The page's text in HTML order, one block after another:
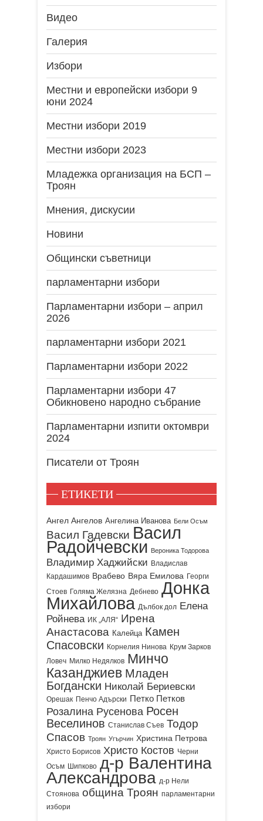
Видео
Галерия
Избори
Местни и европейски избори 9
юни 2024
Местни избори 2019
Местни избори 2023
Младежка организация на БСП –
Троян
Мнения, дискусии
Новини
Общински съветници
парламентарни избори
Парламентарни избори – април
2026
парламентарни избори 2021
Парламентарни избори 2022
Парламентарни избори 47
Обикновено народно събрание
Парламентарни изпити октомври
2024
Писатели от Троян
ЕТИКЕТИ
Ангел Ангелов Ангелина Иванова Бели Осъм
Васил Гадевски Васил
Радойчевски Вероника Тодорова
Владимир Хаджийски Владислав
Кардашимов Врабево Вяра Емилова Георги
Стоев Голяма Желязна Дебнево Донка
Михайлова Дълбок дол Елена
Ройнева ИК „АЛЯ“ Ирена
Анастасова Калейца Камен
Спасовски Корнелия Нинова Крум Зарков
Ловеч Милко Недялков Минчо
Казанджиев Младен
Богдански Николай Бериевски
Орешак Пенчо Адърски Петко Петков
Розалина Русенова Росен
Веселинов Станислав Съев Тодор
Спасов Троян Угърчин Христина Петрова
Христо Борисов Христо Костов Черни
Осъм
Шипково д-р Валентина
Александрова д-р Нели
Стоянова община Троян парламентарни
избори